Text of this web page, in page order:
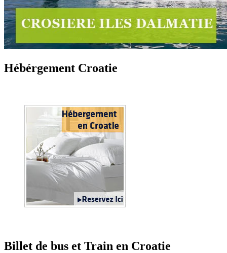
Hébérgement Croatie
Billet de bus et Train en Croatie